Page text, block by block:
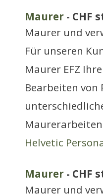
Maurer - CHF
Maurer und
Für unseren
Maurer EFZ
Bearbeiten von
Helvetic
Maurer - CHF
Maurer und